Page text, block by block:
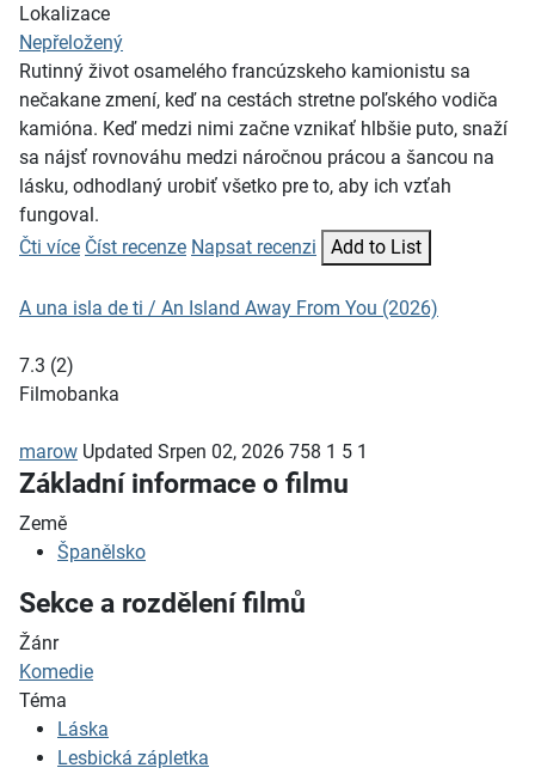
Lokalizace
Nepřeložený
Rutinný život osamelého francúzskeho kamionistu sa
nečakane zmení, keď na cestách stretne poľského vodiča
kamióna. Keď medzi nimi začne vznikať hlbšie puto, snaží
sa nájsť rovnováhu medzi náročnou prácou a šancou na
lásku, odhodlaný urobiť všetko pre to, aby ich vzťah
fungoval.
Čti více Číst recenze Napsat recenzi Add to List
A una isla de ti / An Island Away From You (2026)
7.3 (2)
Filmobanka
marow Updated Srpen 02, 2026 758 1 5 1
Základní informace o filmu
Země
Španělsko
Sekce a rozdělení filmů
Žánr
Komedie
Téma
Láska
Lesbická zápletka